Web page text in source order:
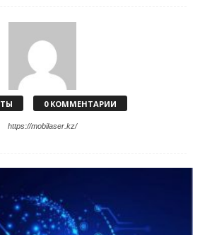
0 КОММЕНТАРИИ
https://mobilaser.kz/